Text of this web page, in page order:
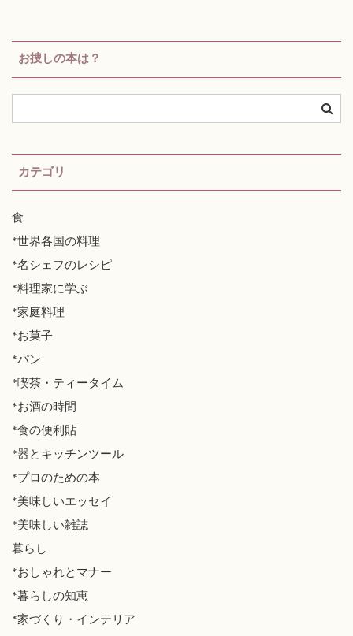
お捜しの本は？
カテゴリ
食
*世界各国の料理
*名シェフのレシピ
*料理家に学ぶ
*家庭料理
*お菓子
*パン
*喫茶・ティータイム
*お酒の時間
*食の便利貼
*器とキッチンツール
*プロのための本
*美味しいエッセイ
*美味しい雑誌
暮らし
*おしゃれとマナー
*暮らしの知恵
*家づくり・インテリア